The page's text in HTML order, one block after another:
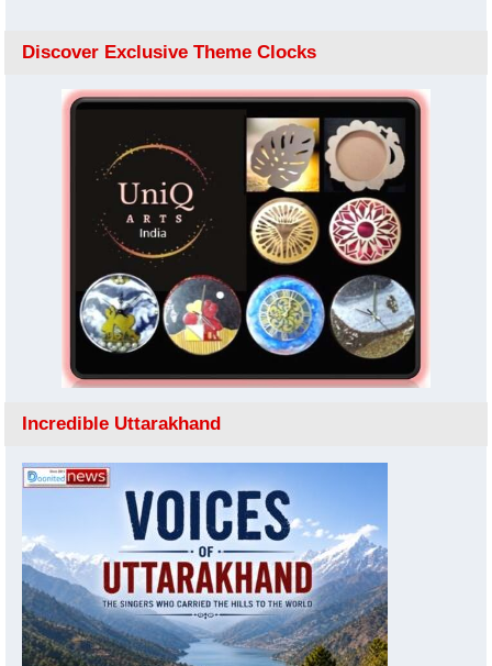
Discover Exclusive Theme Clocks
Incredible Uttarakhand